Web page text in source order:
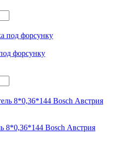
форсунку
8*0,36*144 Bosch Австрия